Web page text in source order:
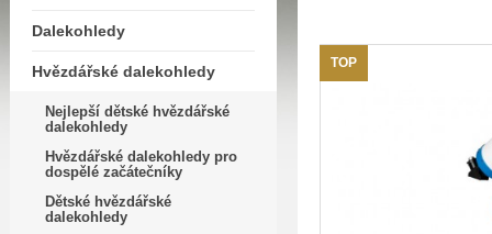
TOP
Dalekohledy
Hvězdářské dalekohledy
Nejlepší dětské hvězdářské
dalekohledy
Hvězdářské dalekohledy pro
dospělé začátečníky
Dětské hvězdářské
dalekohledy